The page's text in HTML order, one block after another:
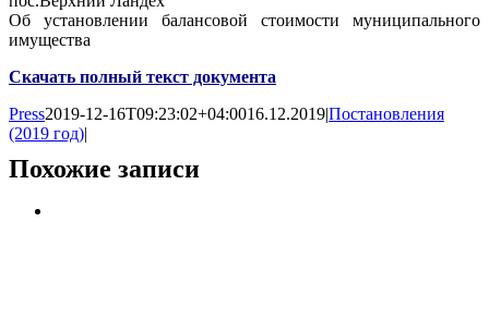
Об установлении балансовой стоимости муниципального
имущества
Скачать полный текст документа
Press2019-12-16T09:23:02+04:0016.12.2019|Постановления
(2019 год)|
Похожие записи